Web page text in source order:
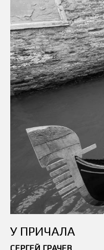
У ПРИЧАЛА
СЕРГЕЙ ГРАЧЕВ